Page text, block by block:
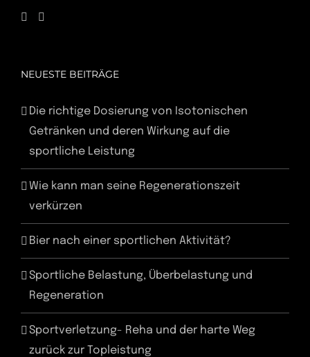
NEUESTE BEITRÄGE
Die richtige Dosierung von Isotonischen
Getränken und deren Wirkung auf die
sportliche Leistung
Wie kann man seine Regenerationszeit
verkürzen
Bier nach einer sportlichen Aktivität?
Sportliche Belastung, Überbelastung und
Regeneration
Sportverletzung- Reha und der harte Weg
zurück zur Topleistung